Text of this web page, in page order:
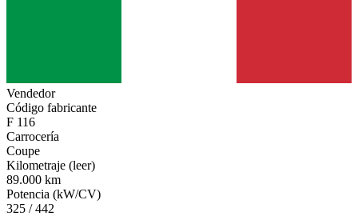
Vendedor
Código fabricante
F 116
Carrocería
Coupe
Kilometraje (leer)
89.000 km
Potencia (kW/CV)
325 / 442